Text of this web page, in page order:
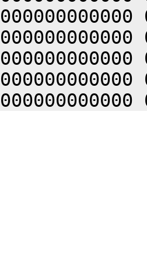
000000000000
000000000000
000000000000
000000000000
000000000000